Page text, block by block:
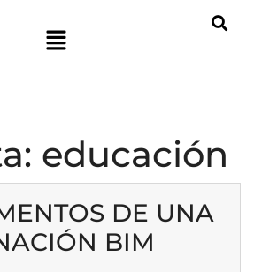
educación
DE UNA
BIM